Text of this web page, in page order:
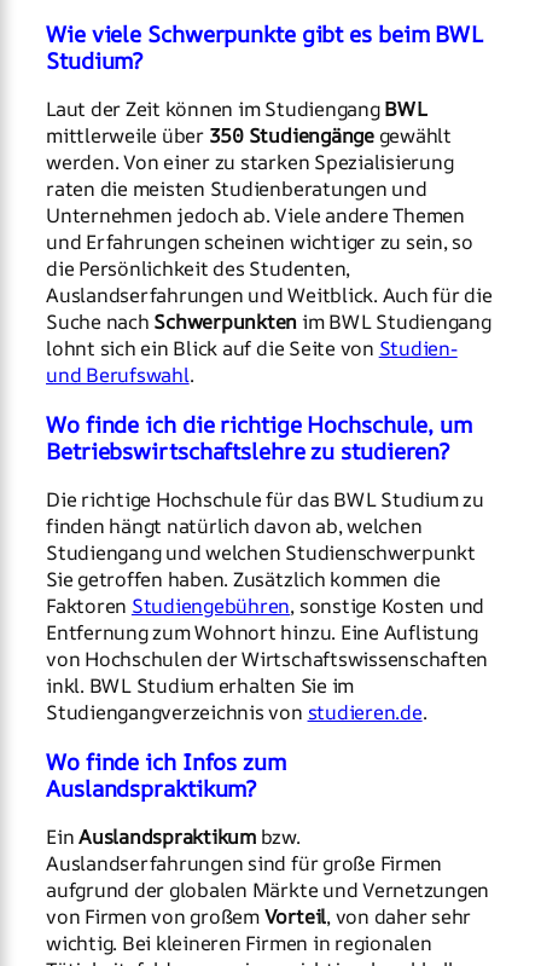
Wie viele Schwerpunkte gibt es beim BWL
Studium?
Laut der Zeit können im StudiengangBWL
mittlerweile über 350 Studiengängegewählt
werden. Von einer zu starken Spezialisierung
raten die meisten Studienberatungen und
Unternehmen jedoch ab. Viele andere Themen
und Erfahrungen scheinen wichtiger zu sein, so
die Persönlichkeit des Studenten,
Auslandserfahrungen und Weitblick. Auch für die
Suche nach Schwerpunktenim BWL Studiengang
lohnt sich ein Blick auf die Seite von Studien-
und Berufswahl.
Wo finde ich die richtige Hochschule, um
Betriebswirtschaftslehre zu studieren?
Die richtige Hochschule für das BWL Studium zu
finden hängt natürlich davon ab, welchen
Studiengang und welchen Studienschwerpunkt
Sie getroffen haben. Zusätzlich kommen die
Faktoren Studiengebühren, sonstige Kosten und
Entfernung zum Wohnort hinzu. Eine Auflistung
von Hochschulen der Wirtschaftswissenschaften
inkl. BWL Studium erhalten Sie im
Studiengangverzeichnis von studieren.de.
Wo finde ich Infos zum
Auslandspraktikum?
EinAuslandspraktikumbzw.
Auslandserfahrungen sind für große Firmen
aufgrund der globalen Märkte und Vernetzungen
von Firmen von großemVorteil, von daher sehr
wichtig. Bei kleineren Firmen in regionalen